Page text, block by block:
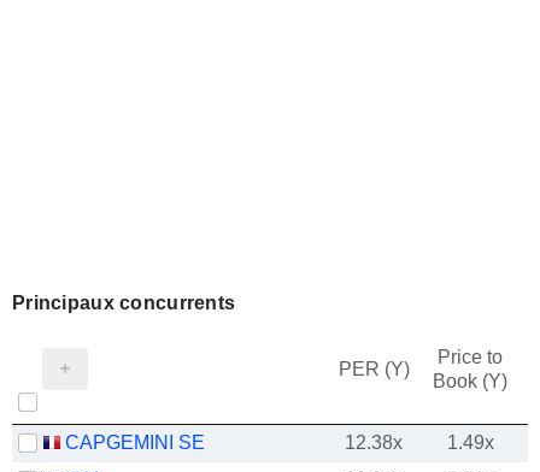
Principaux concurrents
PER (Y)
Price to
Book (Y)
CAPGEMINI SE 12.38x
1.49x